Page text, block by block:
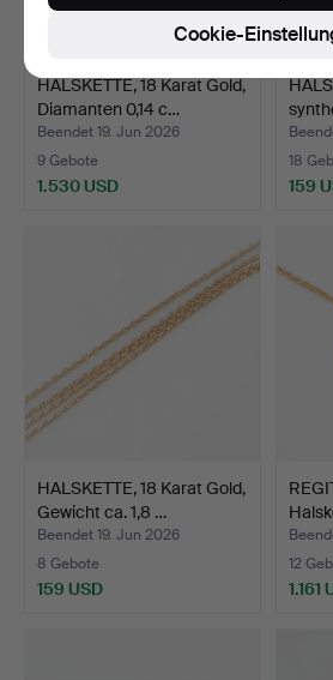
HALSKETTE, 18 Karat Gold,
Diamanten 0,14 c…
Beendet 19. Jun 2026
9 Gebote
1.530 USD
18
159
HALSKETTE, 18 Karat Gold,
Gewicht ca. 1,8 …
Beendet 19. Jun 2026
8 Gebote
159 USD
12
1.161
Cookie-